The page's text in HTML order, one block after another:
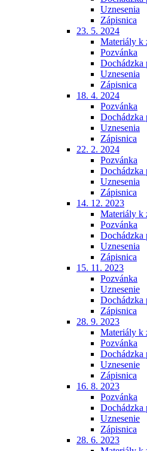
Uznesenia
Zápisnica
23. 5. 2024
Materiály k
Pozvánka
Dochádzka
Uznesenia
Zápisnica
18. 4. 2024
Pozvánka
Dochádzka
Uznesenia
Zápisnica
22. 2. 2024
Pozvánka
Dochádzka
Uznesenia
Zápisnica
14. 12. 2023
Materiály k
Pozvánka
Dochádzka
Uznesenia
Zápisnica
15. 11. 2023
Pozvánka
Uznesenie
Dochádzka
Zápisnica
28. 9. 2023
Materiály k
Pozvánka
Dochádzka
Uznesenie
Zápisnica
16. 8. 2023
Pozvánka
Dochádzka
Uznesenie
Zápisnica
28. 6. 2023